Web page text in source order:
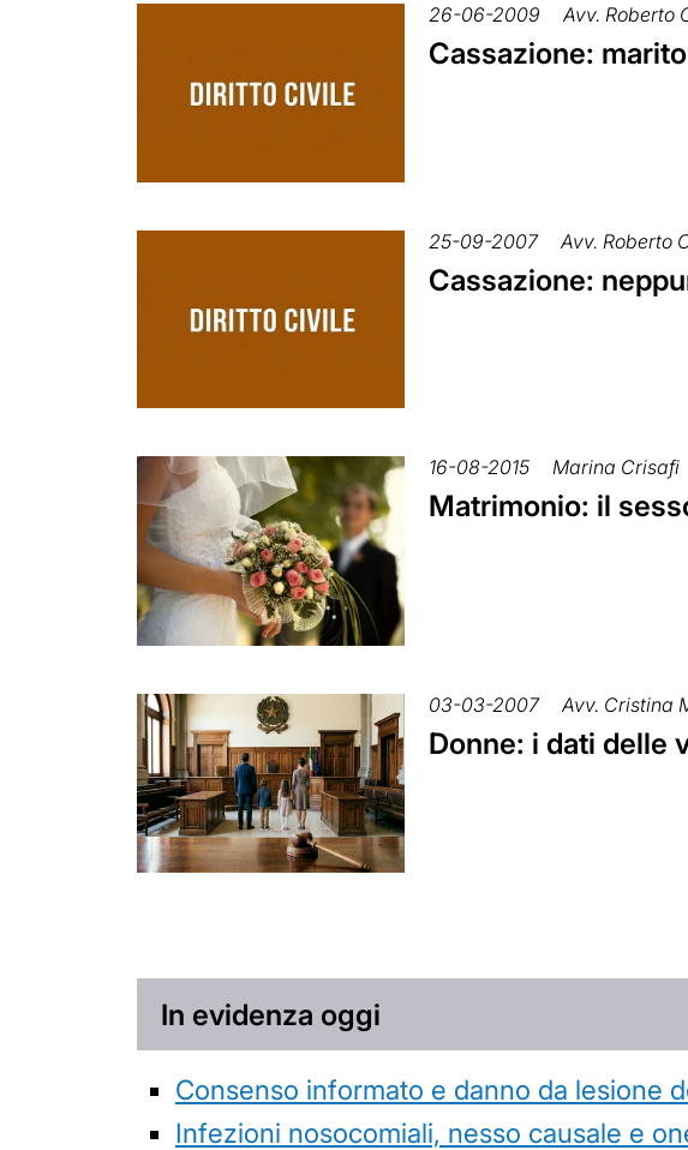
26-06-2009 Avv. Roberto
Cassazione:
25-09-2007 Avv. Roberto
Cassazione:
16-08-2015 Marina Crisafi
Matrimonio: il
03-03-2007 Avv. Cristina
Donne: i dati delle
In evidenza oggi
Consenso informato e danno da lesione
Infezioni nosocomiali, nesso causale e